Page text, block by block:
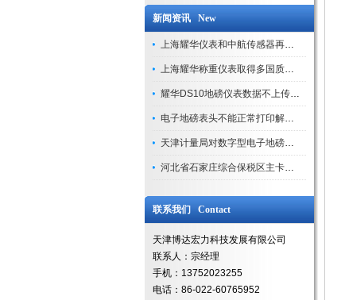
新闻资讯 New
上海耀华仪表和中航传感器再添新荣誉
上海耀华称重仪表取得多国质量认证
耀华DS10地磅仪表数据不上传处理方法（现场案例）
电子地磅表头不能正常打印解决方法
天津计量局对数字型电子地磅计量校准步骤
河北省石家庄综合保税区主卡口启用
联系我们 Contact
天津博达宏力科技发展有限公司
联系人：宗经理
手机：13752023255
电话：86-022-60765952